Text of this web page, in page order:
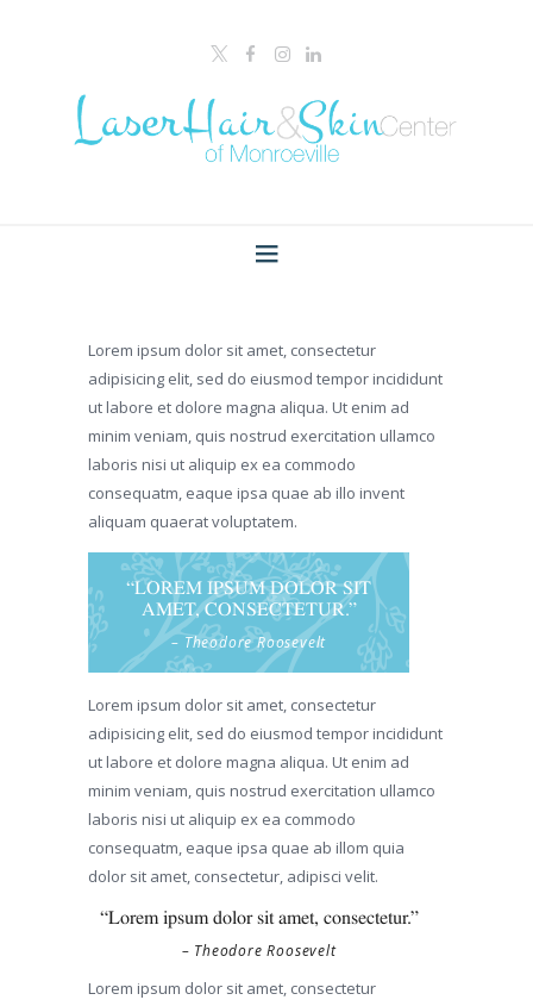
Lorem ipsum dolor sit amet, consectetur
adipisicing elit, sed do eiusmod tempor incididunt
ut labore et dolore magna aliqua. Ut enim ad
minim veniam, quis nostrud exercitation ullamco
laboris nisi ut aliquip ex ea commodo
consequatm, eaque ipsa quae ab illo invent
aliquam quaerat voluptatem.
“LOREM IPSUM DOLOR SIT
AMET, CONSECTETUR.”
– Theodore Roosevelt
Lorem ipsum dolor sit amet, consectetur
adipisicing elit, sed do eiusmod tempor incididunt
ut labore et dolore magna aliqua. Ut enim ad
minim veniam, quis nostrud exercitation ullamco
laboris nisi ut aliquip ex ea commodo
consequatm, eaque ipsa quae ab illom quia
dolor sit amet, consectetur, adipisci velit.
“Lorem ipsum dolor sit amet, consectetur.”
– Theodore Roosevelt
Lorem ipsum dolor sit amet, consectetur